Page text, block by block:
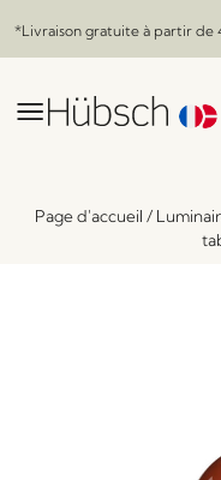
*Livraison gratuite à partir de
Page d'accueil /